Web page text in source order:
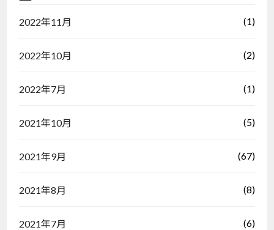
2022年11月 (1)
2022年10月 (2)
2022年7月 (1)
2021年10月 (5)
2021年9月 (67)
2021年8月 (8)
2021年7月 (6)